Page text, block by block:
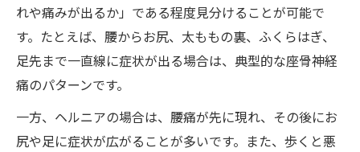
れや痛みが出るか」である程度見分けることが可能で
す。たとえば、腰からお尻、太ももの裏、ふくらはぎ、
足先まで一直線に症状が出る場合は、典型的な座骨神経
痛のパターンです。
一方、ヘルニアの場合は、腰痛が先に現れ、その後にお
尻や足に症状が広がることが多いです。また、歩くと悪